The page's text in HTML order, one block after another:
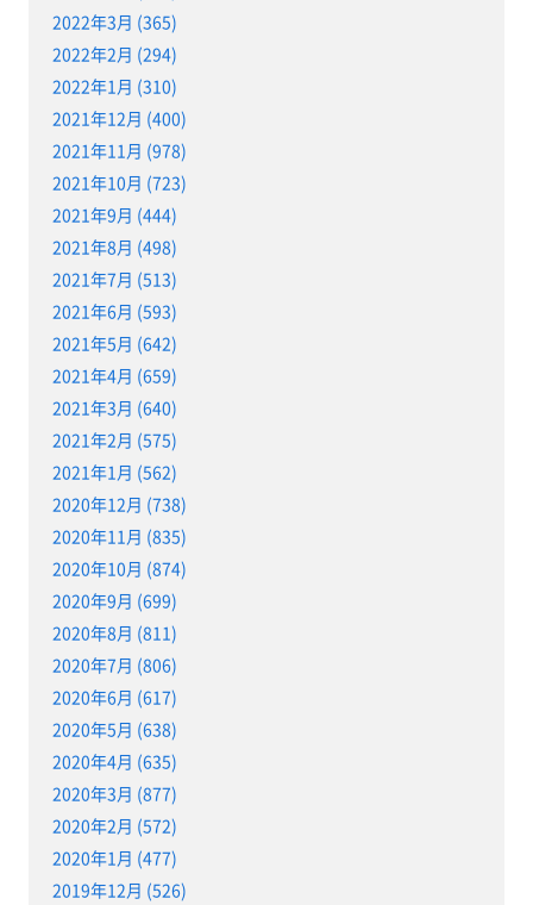
2022年3月 (365)
2022年2月 (294)
2022年1月 (310)
2021年12月 (400)
2021年11月 (978)
2021年10月 (723)
2021年9月 (444)
2021年8月 (498)
2021年7月 (513)
2021年6月 (593)
2021年5月 (642)
2021年4月 (659)
2021年3月 (640)
2021年2月 (575)
2021年1月 (562)
2020年12月 (738)
2020年11月 (835)
2020年10月 (874)
2020年9月 (699)
2020年8月 (811)
2020年7月 (806)
2020年6月 (617)
2020年5月 (638)
2020年4月 (635)
2020年3月 (877)
2020年2月 (572)
2020年1月 (477)
2019年12月 (526)